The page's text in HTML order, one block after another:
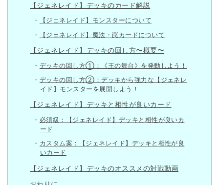
【ジェネレイド】デッキのカード解説
【ジェネレイド】モンスターについて
【ジェネレイド】魔法・罠カードについて
【ジェネレイド】デッキの回し方〜概要〜
デッキの回し方①：《王の舞台》を発動しよう！
デッキの回し方②：デッキから強力な【ジェネレ
イド】モンスターを展開しよう！
【ジェネレイド】デッキと相性が良いカード
必須級：【ジェネレイド】デッキと相性が良いカ
ード
カスタム案：【ジェネレイド】デッキと相性が良
いカード
【ジェネレイド】デッキのオススメの対戦動画